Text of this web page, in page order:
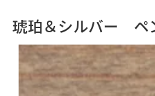
琥珀＆シルバー ペ